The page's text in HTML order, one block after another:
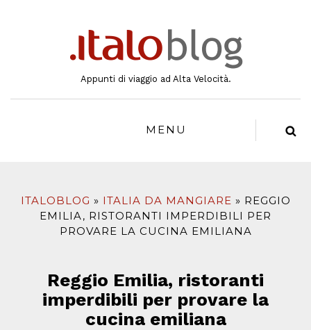
Appunti di viaggio ad Alta Velocità.
MENU
ITALOBLOG ITALIA DA MANGIARE
REGGIO
EMILIA, RISTORANTI IMPERDIBILI PER
PROVARE LA CUCINA EMILIANA
Reggio Emilia, ristoranti
imperdibili per provare la
cucina emiliana